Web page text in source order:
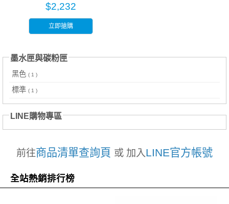
$2,232
立即搶購
墨水匣與碳粉匣
黑色 ( 1 )
標準 ( 1 )
LINE購物專區
前往商品清單查詢頁 或 加入LINE官方帳號
全站熱銷排行榜